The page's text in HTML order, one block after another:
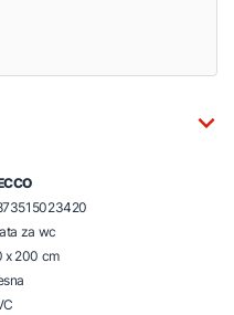
za wc
x 200 cm